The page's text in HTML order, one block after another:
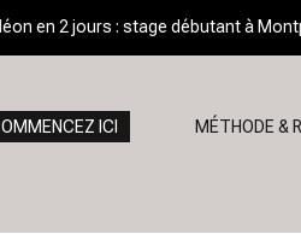
en 2 jours : stage débutant à
Vous
débuter et progresser ✅ à
ICI MÉTHODE &